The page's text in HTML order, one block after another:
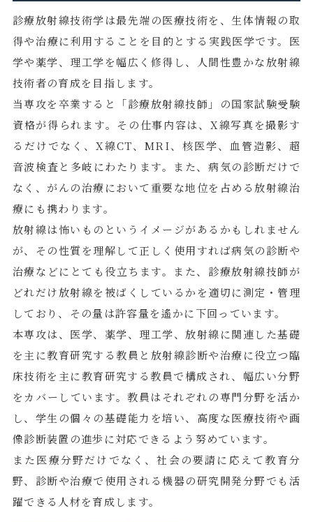
診療放射線技術学は最先端の医療技術を、生体情報の取
得や治療に利用することを目的とする実践医学です。医
学や薬学、理工学を幅広く修得し、人間性豊かな放射線
技術者の育成を目指します。
当専攻を卒業すると「診療放射線技師」の国家試験受験
資格が得られます。その仕事内容は、X線写真を撮影す
るだけでなく、X線CT、MRI、核医学、血管造影、超
音波検査と多岐にわたります。また、病気の診断だけで
なく、がんの治療において重要な地位を占める放射線治
療にも携わります。
放射線は怖いものというイメージがあるかもしれません
が、その性質を理解して正しく使用すれば病気の診断や
治療などにとても役立ちます。また、診療放射線技師が
どれだけ放射線を被ばくしているかを適切に測定・管理
しており、その量は許容量を遙かに下回っています。
本専攻は、医学、薬学、理工学、放射線に関連した基礎
を主に教育研究する教員と放射線診断や治療に役立つ臨
床技術を主に教育研究する教員で構成され、幅広い分野
をカバーしています。教員はそれぞれの専門分野を活か
し、学生の個々の基礎能力を培い、高度な医療技術や画
像診断装置の進歩に対応できるよう努めています。
また医療分野だけでなく、社会の要請に応えて教育分
野、診断や治療で使用される機器の研究開発分野でも活
躍できる人材を育成します。